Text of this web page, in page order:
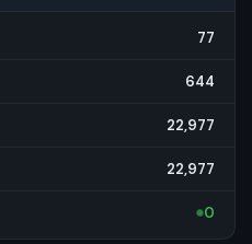
77
644
22,977
22,977
0